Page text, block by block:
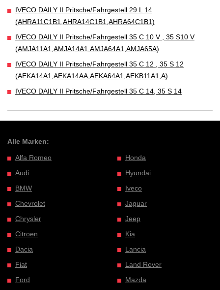
IVECO DAILY II Pritsche/Fahrgestell 29 L 14
(AHRA11C1B1,AHRA14C1B1,AHRA64C1B1)
IVECO DAILY II Pritsche/Fahrgestell 35 C 10 V , 35 S10 V
(AMJA11A1,AMJA14A1,AMJA64A1,AMJA65A)
IVECO DAILY II Pritsche/Fahrgestell 35 C 12 , 35 S 12
(AEKA14A1,AEKA14AA,AEKA64A1,AEKB11A1,A)
IVECO DAILY II Pritsche/Fahrgestell 35 C 14, 35 S 14
Alle Marken:
Alfa Romeo
Audi
BMW
Chevrolet
Chrysler
Citroen
Dacia
Fiat
Ford
Honda
Hyundai
Iveco
Jaguar
Jeep
Kia
Lancia
Land Rover
Mazda